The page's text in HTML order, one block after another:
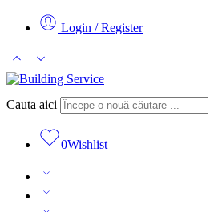
Login / Register
Cauta aici
0Wishlist